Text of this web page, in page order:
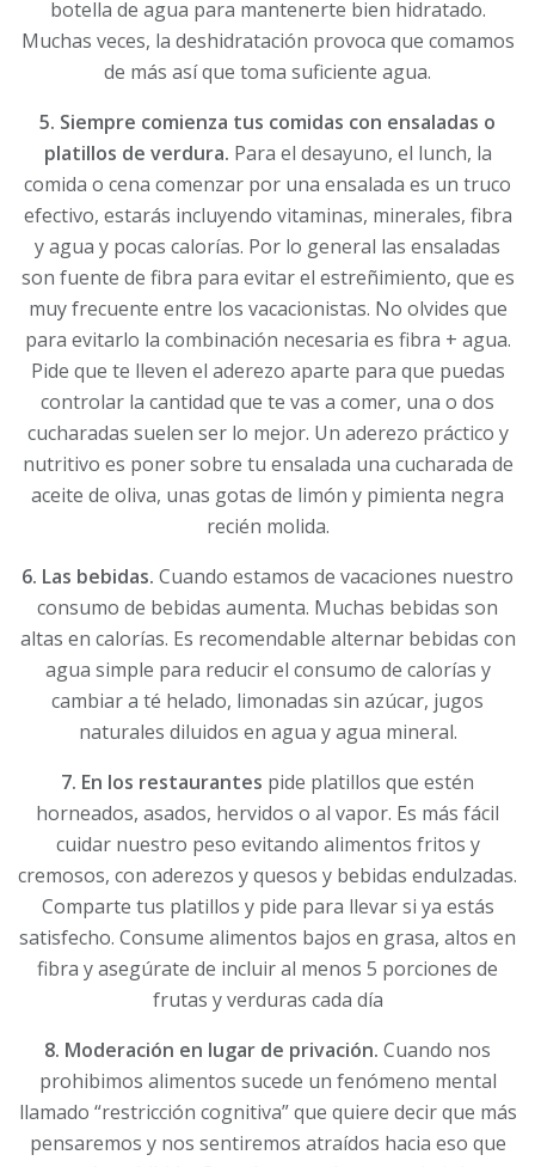
botella de agua para mantenerte bien hidratado.
Muchas veces, la deshidratación provoca que comamos
de más así que toma suficiente agua.
5. Siempre comienza tus comidas con ensaladas o
platillos de verdura. Para el desayuno, el lunch, la
comida o cena comenzar por una ensalada es un truco
efectivo, estarás incluyendo vitaminas, minerales, fibra
y agua y pocas calorías. Por lo general las ensaladas
son fuente de fibra para evitar el estreñimiento, que es
muy frecuente entre los vacacionistas. No olvides que
para evitarlo la combinación necesaria es fibra + agua.
Pide que te lleven el aderezo aparte para que puedas
controlar la cantidad que te vas a comer, una o dos
cucharadas suelen ser lo mejor. Un aderezo práctico y
nutritivo es poner sobre tu ensalada una cucharada de
aceite de oliva, unas gotas de limón y pimienta negra
recién molida.
6. Las bebidas. Cuando estamos de vacaciones nuestro
consumo de bebidas aumenta. Muchas bebidas son
altas en calorías. Es recomendable alternar bebidas con
agua simple para reducir el consumo de calorías y
cambiar a té helado, limonadas sin azúcar, jugos
naturales diluidos en agua y agua mineral.
7. En los restaurantes pide platillos que estén
horneados, asados, hervidos o al vapor. Es más fácil
cuidar nuestro peso evitando alimentos fritos y
cremosos, con aderezos y quesos y bebidas endulzadas.
Comparte tus platillos y pide para llevar si ya estás
satisfecho. Consume alimentos bajos en grasa, altos en
fibra y asegúrate de incluir al menos 5 porciones de
frutas y verduras cada día
8. Moderación en lugar de privación. Cuando nos
prohibimos alimentos sucede un fenómeno mental
llamado “restricción cognitiva” que quiere decir que más
pensaremos y nos sentiremos atraídos hacia eso que